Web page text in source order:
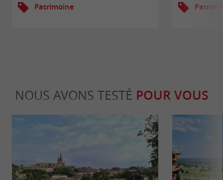
Patrimoine
NOUS AVONS TESTÉ POUR VOUS